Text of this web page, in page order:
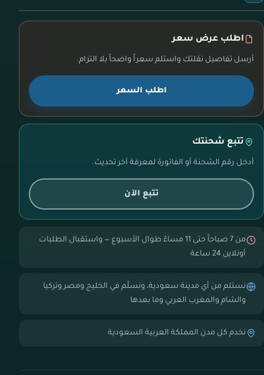
اطلب عرض سعر
أرسل تفاصيل نقلتك واستلم سعراً واضحاً بلا التزام.
اطلب السعر
تتبع شحنتك
أدخل رقم الشحنة أو الفاتورة لمعرفة آخر تحديث.
تتبع الآن
من 7 صباحاً حتى 11 مساءً طوال الأسبوع — واستقبال الطلبات
أونلاين 24 ساعة
نستلم من أي مدينة سعودية، ونسلّم في الخليج ومصر وتركيا
والشام والمغرب العربي وما بعدها
نخدم كل مدن المملكة العربية السعودية